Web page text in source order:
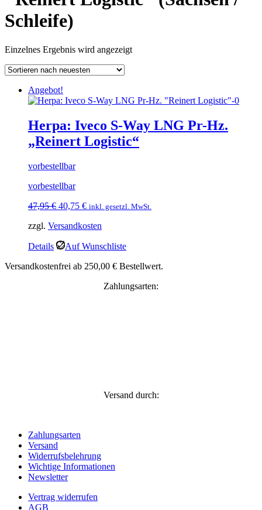
Schleife)
Einzelnes Ergebnis wird angezeigt
Angebot!
Herpa: Iveco S-Way LNG Pr-Hz.
„Reinert Logistic“
vorbestellbar
vorbestellbar
47,95€ Ursprünglicher
war:
40,75 €Aktueller
ist:
inkl. gesetzl. MwSt.
zzgl. Versandkosten
Details
Auf Wunschliste
Versandkostenfrei ab 250,00 € Bestellwert.
Zahlungsarten:
Versand durch:
Zahlungsarten
Versand
Widerrufsbelehrung
Wichtige Informationen
Newsletter
Vertrag widerrufen
AGB